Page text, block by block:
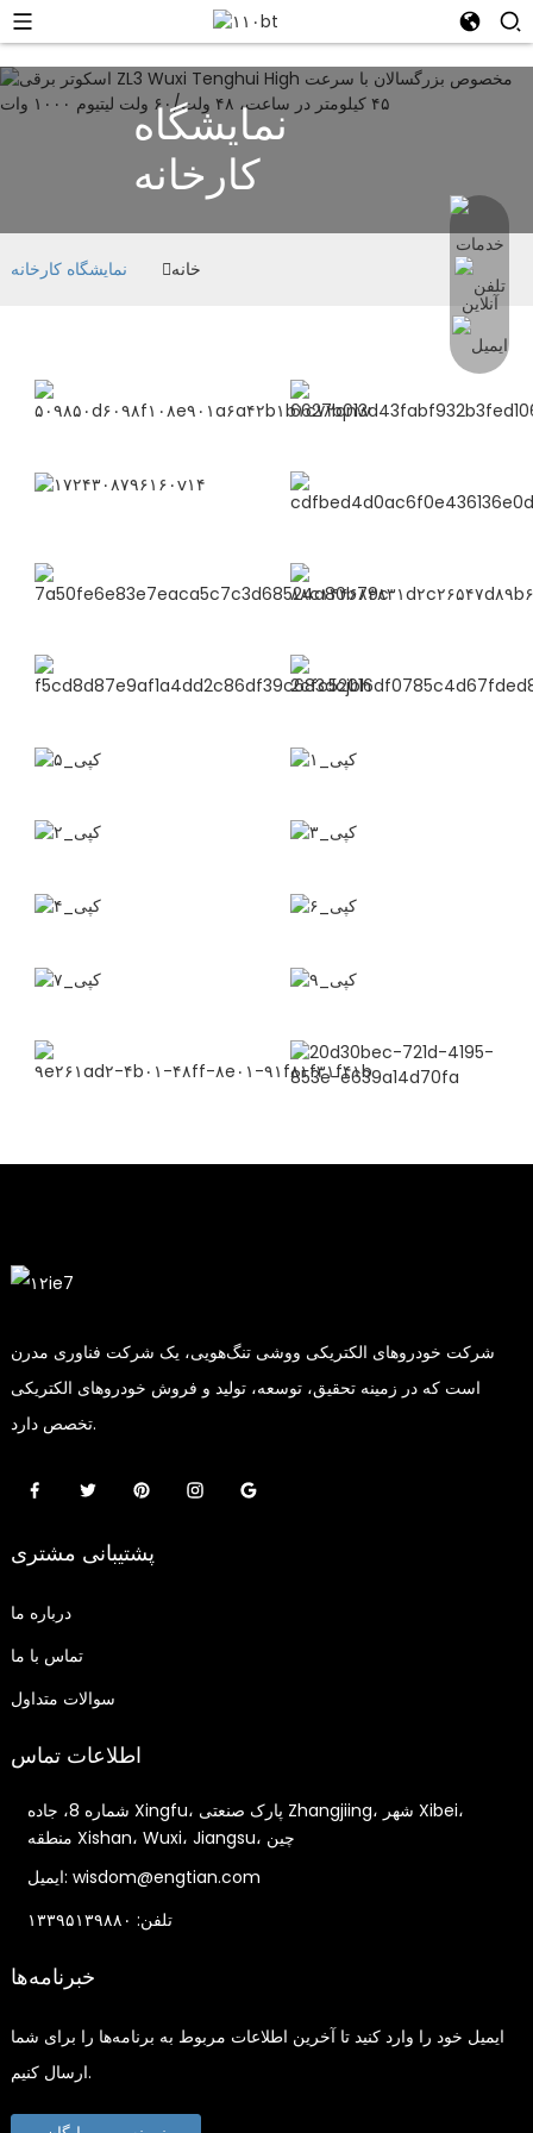
نمایشگاه
کارخانه
خانه نمایشگاه کارخانه
شرکت خودروهای الکتریکی ووشی تنگ‌هویی، یک شرکت فناوری مدرن
است که در زمینه تحقیق، توسعه، تولید و فروش خودروهای الکتریکی
تخصص دارد.
پشتیبانی مشتری
درباره ما
تماس با ما
سوالات متداول
اطلاعات تماس
شماره 8، جاده Xingfu، پارک صنعتی Zhangjiing، شهر Xibei،
منطقه Xishan، Wuxi، Jiangsu، چین
ایمیل: wisdom@engtian.com
تلفن: ۱۳۳۹۵۱۳۹۸۸۰
خبرنامه‌ها
ایمیل خود را وارد کنید تا آخرین اطلاعات مربوط به برنامه‌ها را برای شما
ارسال کنیم.